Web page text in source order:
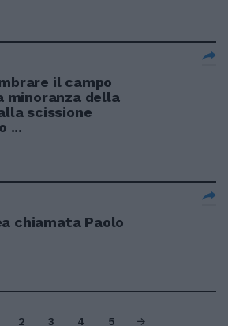
il campo
minoranza della
scissione
...
chiamata Paolo
2 3 4 5